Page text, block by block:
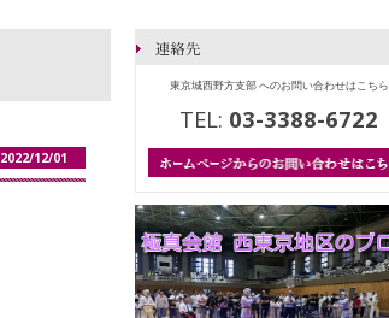
2022/12/01
東京城西野方支部 へのお問い合わせはこちら
TEL: 03-3388-6722